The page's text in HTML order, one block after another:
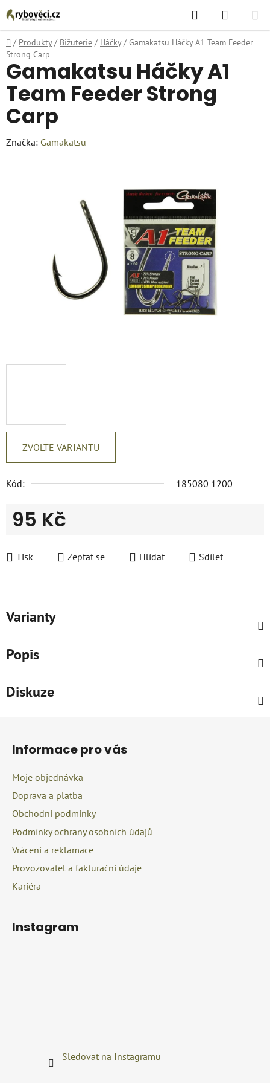
Přejít
na
obsah
Hledat
KOŠÍK
Domů
/ Produkty / Bižuterie / Háčky / Gamakatsu Háčky A1 Team Feeder
Strong Carp
ZVOLTE VARIANTU
Kód: 185080 1200
95 Kč
Tisk
Zeptat se Hlídat Sdílet
Gamakatsu Háčky A1
Team Feeder Strong
Carp
Značka: Gamakatsu
Varianty
Popis
Diskuze
Informace pro vás
Moje objednávka
Doprava a platba
Obchodní podmínky
Podmínky ochrany osobních údajů
Vrácení a reklamace
Provozovatel a fakturační údaje
Kariéra
Instagram
Sledovat na Instagramu